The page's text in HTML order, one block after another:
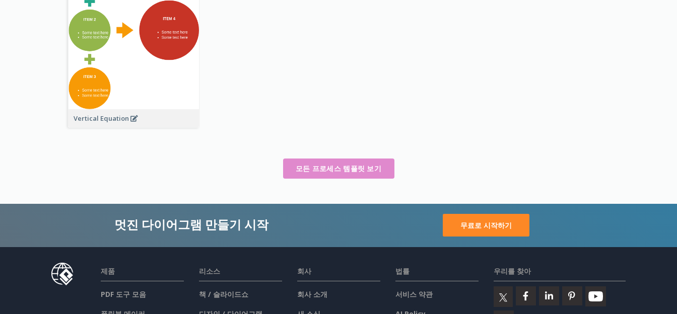
Vertical Equation
모든 프로세스 템플릿 보기
멋진 다이어그램 만들기 시작 무료로 시작하기
제품
PDF 도구 모음
리소스
책 / 슬라이드쇼
회사
회사 소개
법률
서비스 약관
우리를 찾아